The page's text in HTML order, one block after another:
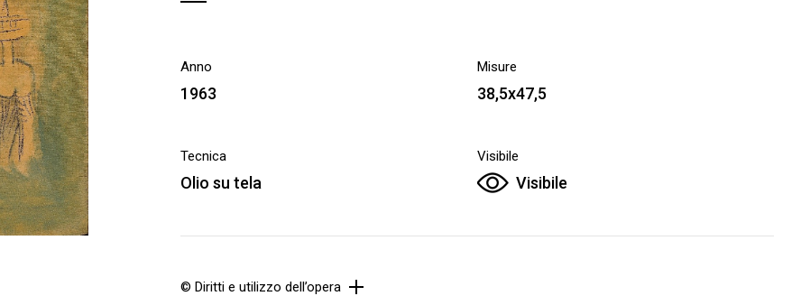
Anno
1963
Misure
38,5x47,5
Tecnica
Olio su tela
Visibile
Visibile
© Diritti e utilizzo dell’opera